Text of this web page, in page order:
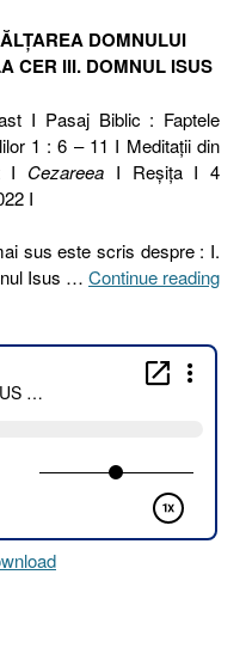
DOMNULUI
CER III. DOMNUL ISUS
I Pasaj Biblic : Faptele
1 : 6 – 11 I Meditaţii din
I Cezareea I Reşiţa I 4
I
sus este scris despre : I.
Isus … Continue reading